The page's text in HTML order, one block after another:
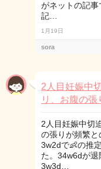
がネットの記
記…
1月19日
sora
2人目妊娠中
リ、お腹の
2人目妊娠中切
の張りが頻繁
3w2dで👶の推
た。34w6dが
3w3d…